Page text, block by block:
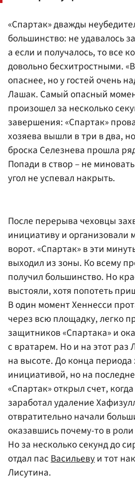
«Спартак» дважды
большинство: не удавалось
а если и получалось, то все
довольно бесхитростными.
опаснее, но у гостей очень
Лашак. Самый опасный
произошел за несколько
завершения: «Спартак»
хозяева вышли в три в два,
броска Селезнева прошла
Попади в створ – не
угол не успевал накрыть.
После перерыва чеховцы
инициативу и
ворот. «Спартак» в эти
выходил из зоны. Ко всему
получил большинство. Но
выстояли, хотя попотеть
В один момент Хеннесси
через всю площадку, легко
защитников «Спартака» и
с вратарем. Но и на этот раз
на высоте. До конца периода
инициативой, но на
«Спартак» открыл счет,
заработал удаление
отвратительно начали
оказавшись почему-то в
Но за несколько секунд до
отдал пас Васильевуи тот
Лисутина.